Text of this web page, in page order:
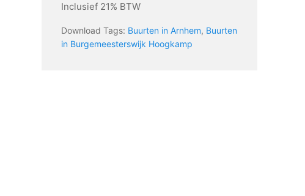
Inclusief 21% BTW
Download Tags: Buurten in Arnhem, Buurten
in Burgemeesterswijk Hoogkamp